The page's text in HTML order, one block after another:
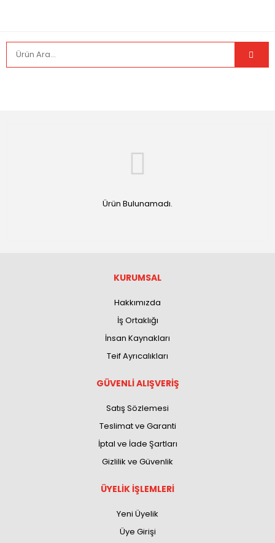
Ürün Bulunamadı.
KURUMSAL
Hakkımızda
İş Ortaklığı
İnsan Kaynakları
Teif Ayrıcalıkları
GÜVENLİ ALIŞVERİŞ
Satış Sözlemesi
Teslimat ve Garanti
İptal ve İade Şartları
Gizlilik ve Güvenlik
ÜYELİK İŞLEMLERİ
Yeni Üyelik
Üye Girişi